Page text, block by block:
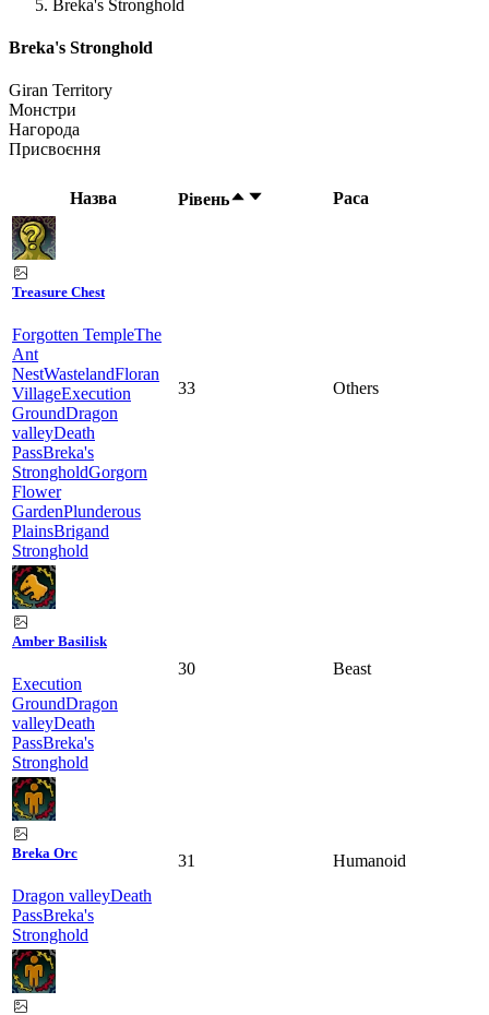
Breka's Stronghold
Breka's Stronghold
Giran Territory
Монстри
Нагорода
Присвоєння
Назва Рівень Раса
Treasure Chest
Forgotten TempleThe
Ant
NestWastelandFloran
VillageExecution
GroundDragon
valleyDeath
PassBreka's
StrongholdGorgorn
Flower
GardenPlunderous
PlainsBrigand
Stronghold
33 Others
Amber Basilisk
Execution
GroundDragon
valleyDeath
PassBreka's
Stronghold
30 Beast
Breka Orc
Dragon valleyDeath
PassBreka's
Stronghold
31 Humanoid